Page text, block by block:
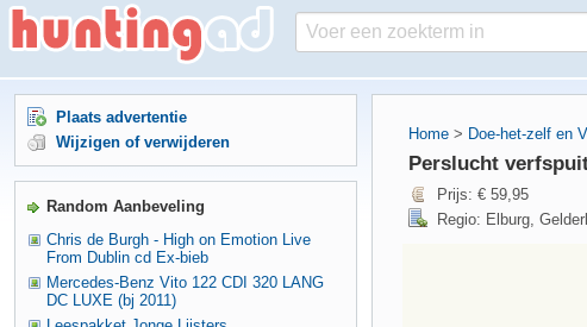
Home > Doe-het-zelf en
Perslucht
Prijs: € 59,95
Regio: Elburg,
Plaats advertentie
Wijzigen of verwijderen
Random Aanbeveling
Chris de Burgh - High on Emotion Live
From Dublin cd Ex-bieb
Mercedes-Benz Vito 122 CDI 320 LANG
DC LUXE (bj 2011)